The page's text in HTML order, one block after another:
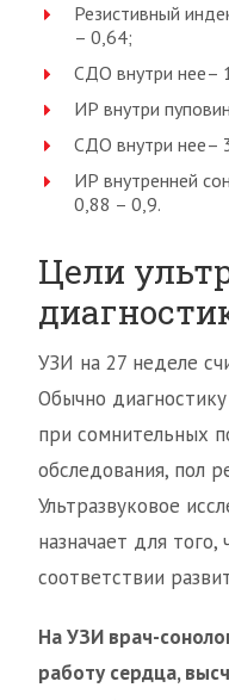
Резистивный
– 0,64;
СДО внутри нее–
ИР внутри
СДО внутри нее–
ИР внутренней
0,88 – 0,9.
Цели
УЗИ на 27 неделе
Обычно
при сомнительных
обследования, пол
Ультразвуковое
назначает для
соответствии
На УЗИ врач-
работу сердца,